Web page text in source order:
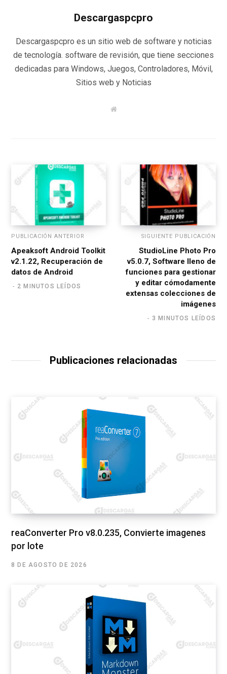
Descargaspcpro
Descargaspcpro es un sitio web de software y noticias
de tecnología. software de revisión, que tiene secciones
dedicadas para Windows, Juegos, Controladores, Móvil,
Sitios web y Noticias
W
PUBLICACIÓN ANTERIOR
Apeaksoft Android Toolkit
v2.1.22, Recuperación de
datos de Android
2 MINUTOS LEÍDOS
SIGUIENTE PUBLICACIÓN
StudioLine Photo Pro
v5.0.7, Software lleno de
funciones para gestionar
y editar cómodamente
extensas colecciones de
imágenes
3 MINUTOS LEÍDOS
Publicaciones relacionadas
reaConverter Pro v8.0.235, Convierte imagenes
por lote
8 DE AGOSTO DE 2026